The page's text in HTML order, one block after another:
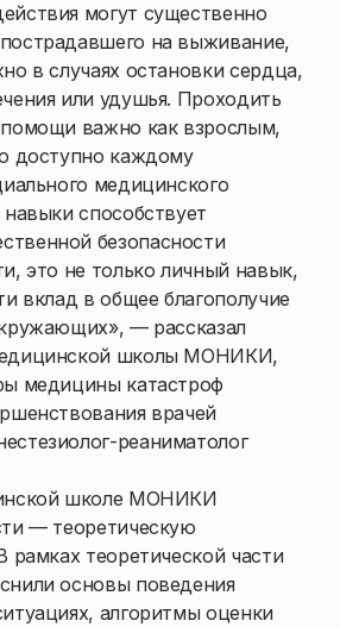
могут существенно
на выживание,
в случаях остановки сердца,
или удушья. Проходить
важно как взрослым,
доступно каждому
медицинского
способствует
безопасности
это не только личный навык,
вклад в общее благополучие
— рассказал
школы МОНИКИ,
медицины катастроф
врачей
реаниматолог
школе МОНИКИ
— теоретическую
рамках теоретической части
основы поведения
алгоритмы оценки